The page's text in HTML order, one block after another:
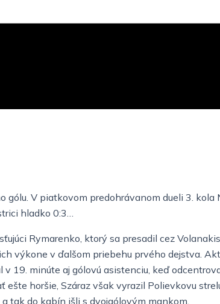
V piatkovom predohrávanom dueli 3.
hladko 0:3…
Rymarenko, ktorý sa presadil cez
výkone v ďalšom priebehu prvého dejstva.
19. minúte aj gólovú asistenciu, keď
horšie, Száraz však vyrazil Polievkovu
tak do kabín išli s dvojgólovým mankom.